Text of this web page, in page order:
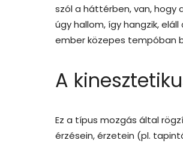
szól a háttérben, van, hogy
úgy hallom, így hangzik,
ember közepes tempóban
A
Ez a típus mozgás által
érzésein, érzetein (pl.